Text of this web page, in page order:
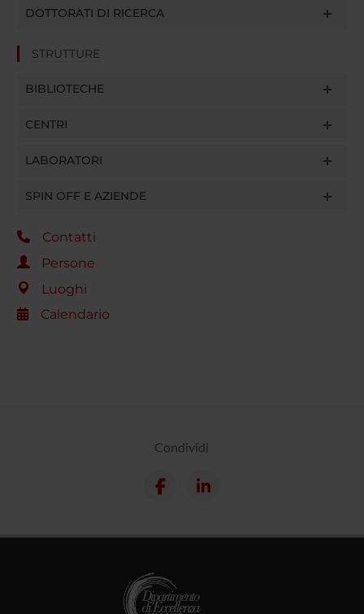
DOTTORATI DI RICERCA
STRUTTURE
BIBLIOTECHE
CENTRI
LABORATORI
SPIN OFF E AZIENDE
Contatti
Persone
Luoghi
Calendario
Condividi